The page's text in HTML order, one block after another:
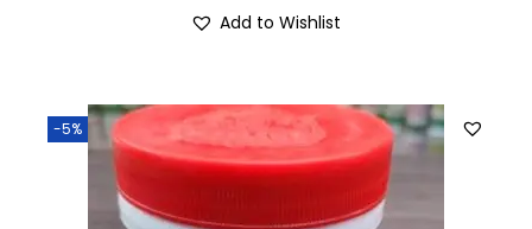
Add to Wishlist
-5%